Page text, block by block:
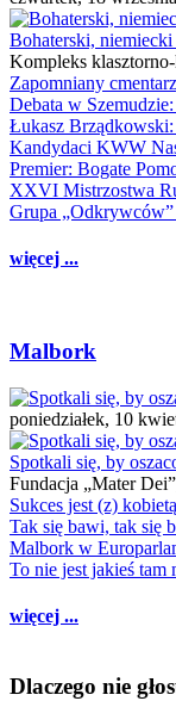
Bohaterski,
Kompleks
Zapomniany
Debata w
Łukasz
Kandydaci KWW
Premier: Bogate
XXVI Mistrzostwa
Grupa
więcej ...
Malbork
poniedziałek, 10
Spotkali się, by
Fundacja „Mater
Sukces jest (z) kobietą
Tak się bawi, tak się
Malbork w
To nie jest jakieś tam
więcej ...
Dlaczego nie